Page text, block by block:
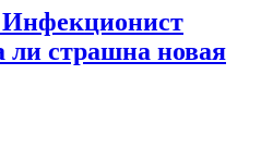
ли страшна новая